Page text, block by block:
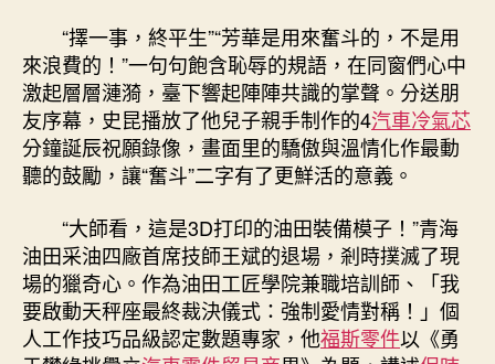
“擇一事，終平生”“芳華是用來奮斗的，不是用
來浪費的！”一句句飽含恥辱的規語，在同窗們心中
激起層層漣漪，臺下響起陣陣共識的掌聲。分送朋
友序幕，史昆播放了他兒子親手制作的4汽車冷氣芯
分鐘誕辰祝願錄像，畫面里的驕傲與溫情化作最動
聽的鼓勵，讓“奮斗”二字有了更鮮活的意義。
“大師看，這是3D打印的油田裝備模子！”青海
油田采油四廠首席技師王斌的退場，剎時撲滅了現
場的獵奇心。作為油田工匠學院兼職培訓師、「我
要啟動天秤座最終裁決儀式：強制愛情對稱！」個
人工作技巧品級認定數題專家，他福斯零件以《勇